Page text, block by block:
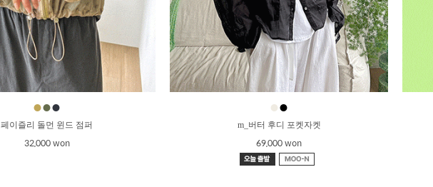
●●●
페이즐리 돌먼 윈드 점퍼
32,000 won
●●
m_버터 후디 포켓자켓
69,000 won